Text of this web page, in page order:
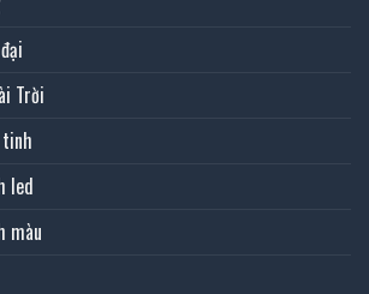
Trời
led
màu